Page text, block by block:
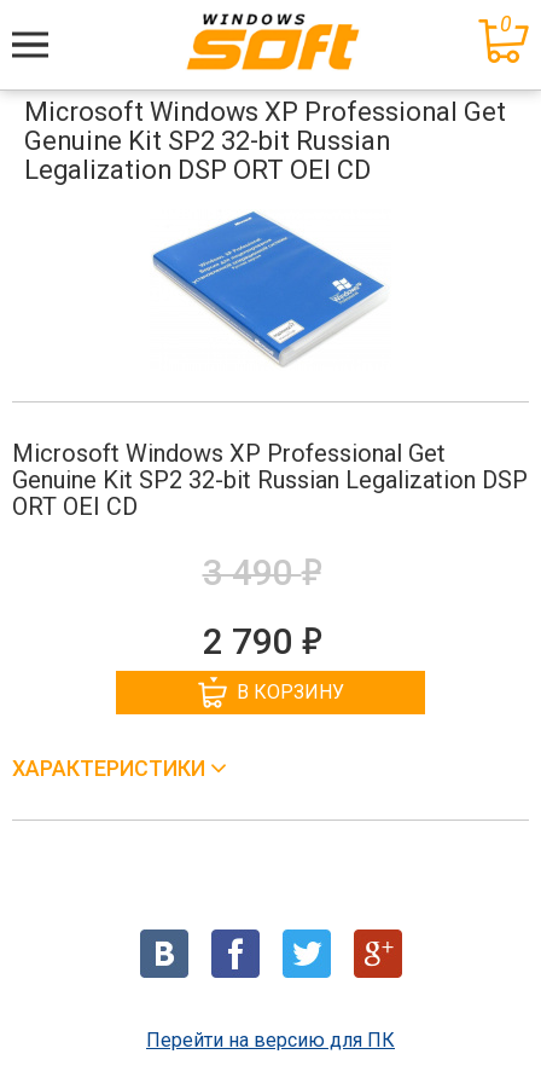
Меню
0
Microsoft Windows XP Professional Get
Genuine Kit SP2 32-bit Russian
Legalization DSP ORT OEI CD
Microsoft Windows XP Professional Get
Genuine Kit SP2 32-bit Russian Legalization DSP
ORT OEI CD
3 490е
2 790 е
В КОРЗИНУ
ХАРАКТЕРИСТИКИ
Перейти на версию для ПК